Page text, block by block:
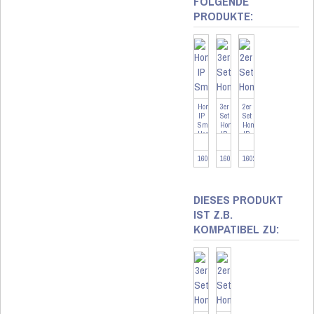
PRODUKTE:
Homematic
IP
Smart
Home
160230
3er
Set
Homematic
IP
Home
Heizkörper...
160230-3
2er
Set
Homematic
IP
Home
Heizkörper...
160230-2
DIESES PRODUKT
IST Z.B.
KOMPATIBEL ZU: